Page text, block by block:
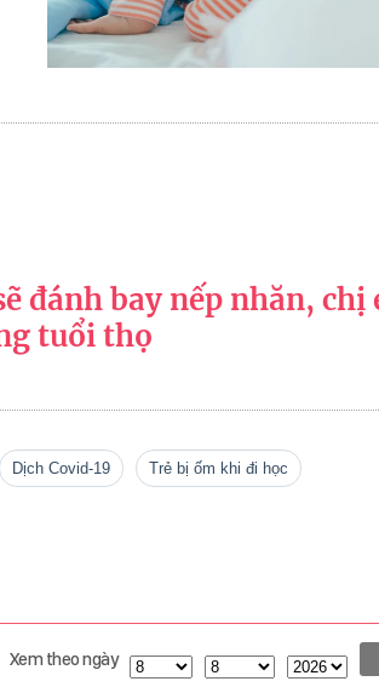
đánh bay nếp nhăn, chị
tuổi thọ
dịch Covid-19 trẻ bị ốm khi đi học
Xem theo ngày